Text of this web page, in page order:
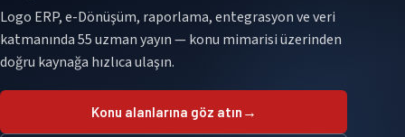
Logo ERP, e-Dönüşüm, raporlama, entegrasyon ve veri
katmanında 55 uzman yayın — konu mimarisi üzerinden
doğru kaynağa hızlıca ulaşın.
Konu alanlarına göz atın →